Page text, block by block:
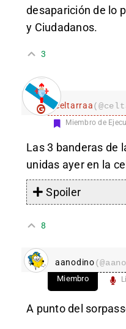
desaparición de lo
y Ciudadanos.
3
celtarraa
Miembro de
Las 3 banderas de
unidas ayer en la
Spoiler
8
aanodino
Miembro
A punto del